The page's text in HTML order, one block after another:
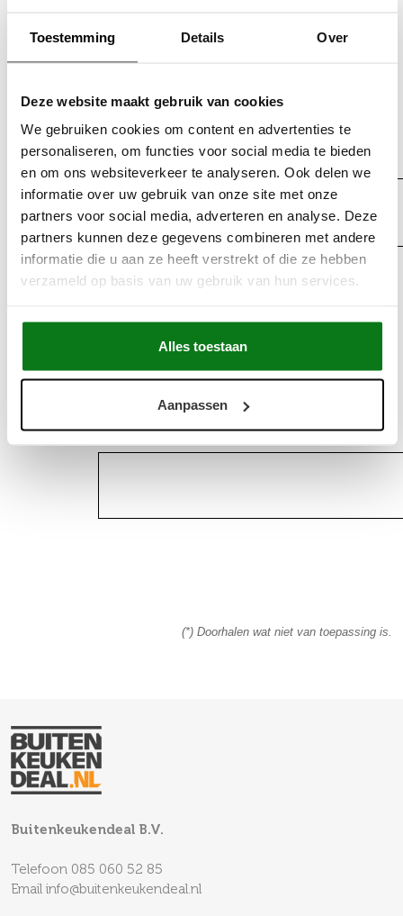
Toestemming Details Over
Deze website maakt gebruik van cookies
We gebruiken cookies om content en advertenties te
personaliseren, om functies voor social media te bieden
en om ons websiteverkeer te analyseren. Ook delen we
informatie over uw gebruik van onze site met onze
partners voor social media, adverteren en analyse. Deze
partners kunnen deze gegevens combineren met andere
informatie die u aan ze heeft verstrekt of die ze hebben
verzameld op basis van uw gebruik van hun services.
Alles toestaan
Aanpassen
— Handtekening van consument(en) (alleen wanneer dit
(*) Doorhalen wat niet van toepassing is.
Buitenkeukendeal B.V.
Telefoon 085 060 52 85
Email info@buitenkeukendeal.nl